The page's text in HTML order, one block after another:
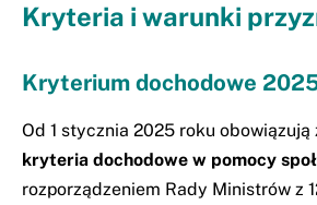
Kryteria i warunki
Kryterium dochodowe
Od 1 stycznia 2025 roku obowiązują
kryteria dochodowe w pomocy
rozporządzeniem Rady Ministrów z